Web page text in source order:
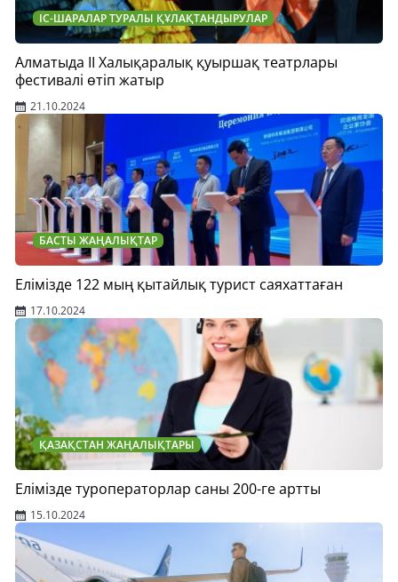
ІС-ШАРАЛАР ТУРАЛЫ ҚҰЛАҚТАНДЫРУЛАР
Алматыда ІІ Халықаралық қуыршақ театрлары
фестивалі өтіп жатыр
21.10.2024
БАСТЫ ЖАҢАЛЫҚТАР
Елімізде 122 мың қытайлық турист саяхаттаған
17.10.2024
ҚАЗАҚСТАН ЖАҢАЛЫҚТАРЫ
Елімізде туроператорлар саны 200-ге артты
15.10.2024